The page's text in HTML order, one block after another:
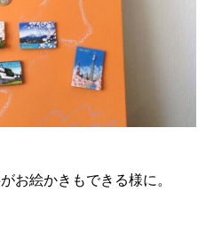
お絵かきもできる様に。